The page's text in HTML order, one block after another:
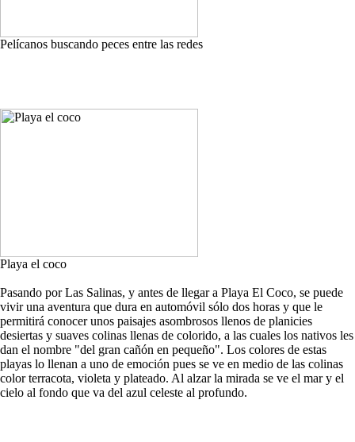
Pelícanos buscando peces entre las redes
Playa el coco
Pasando por Las Salinas, y antes de llegar a Playa El Coco, se puede
vivir una aventura que dura en automóvil sólo dos horas y que le
permitirá conocer unos paisajes asombrosos llenos de planicies
desiertas y suaves colinas llenas de colorido, a las cuales los nativos les
dan el nombre "del gran cañón en pequeño". Los colores de estas
playas lo llenan a uno de emoción pues se ve en medio de las colinas
color terracota, violeta y plateado. Al alzar la mirada se ve el mar y el
cielo al fondo que va del azul celeste al profundo.